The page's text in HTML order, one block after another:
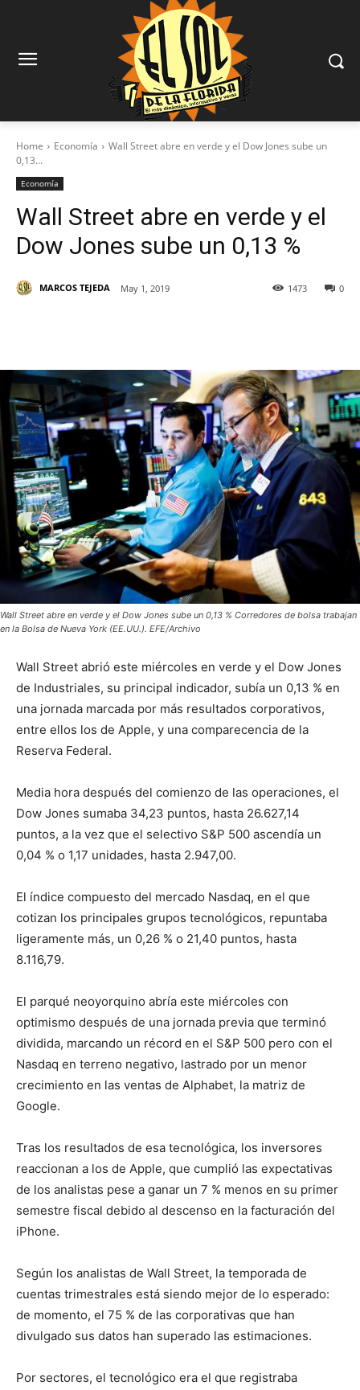
Home Economía
Wall Street abre en verde y el Dow Jones sube un
0,13...
Economía
Wall Street abre en verde y el
Dow Jones sube un 0,13 %
MARCOS TEJEDA May 1, 2019 0
1473
Wall Street abre en verde y el Dow Jones sube un 0,13 % Corredores de bolsa trabajan
en la Bolsa de Nueva York (EE.UU.). EFE/Archivo
Wall Street abrió este miércoles en verde y el Dow Jones
de Industriales, su principal indicador, subía un 0,13 % en
una jornada marcada por más resultados corporativos,
entre ellos los de Apple, y una comparecencia de la
Reserva Federal.
Media hora después del comienzo de las operaciones, el
Dow Jones sumaba 34,23 puntos, hasta 26.627,14
puntos, a la vez que el selectivo S&P 500 ascendía un
0,04 % o 1,17 unidades, hasta 2.947,00.
El índice compuesto del mercado Nasdaq, en el que
cotizan los principales grupos tecnológicos, repuntaba
ligeramente más, un 0,26 % o 21,40 puntos, hasta
8.116,79.
El parqué neoyorquino abría este miércoles con
optimismo después de una jornada previa que terminó
dividida, marcando un récord en el S&P 500 pero con el
Nasdaq en terreno negativo, lastrado por un menor
crecimiento en las ventas de Alphabet, la matriz de
Google.
Tras los resultados de esa tecnológica, los inversores
reaccionan a los de Apple, que cumplió las expectativas
de los analistas pese a ganar un 7 % menos en su primer
semestre fiscal debido al descenso en la facturación del
iPhone.
Según los analistas de Wall Street, la temporada de
cuentas trimestrales está siendo mejor de lo esperado:
de momento, el 75 % de las corporativas que han
divulgado sus datos han superado las estimaciones.
Por sectores, el tecnológico era el que registraba